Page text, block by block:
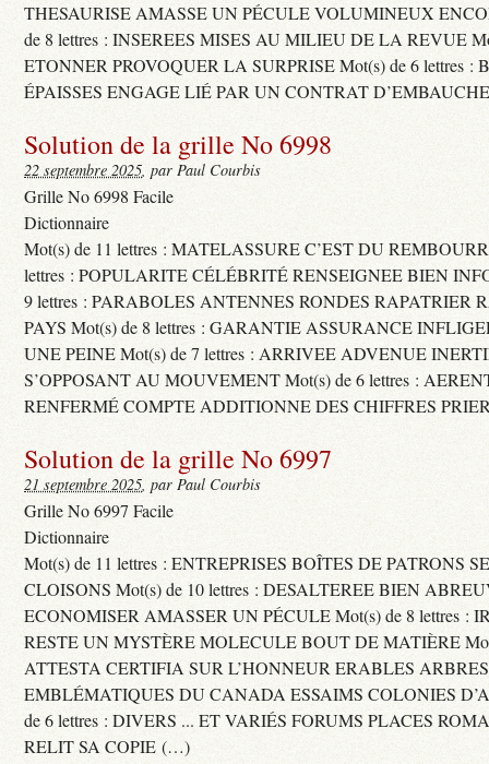
THESAURISE AMASSE UN PÉCULE VOLUMINEUX
de 8 lettres : INSEREES MISES AU MILIEU DE LA REVUE
ETONNER PROVOQUER LA SURPRISE Mot(s) de 6 lettres :
ÉPAISSES ENGAGE LIÉ PAR UN CONTRAT
Solution de la grille No 6998
22 septembre 2025, par Paul Courbis
Grille No 6998 Facile
Dictionnaire
Mot(s) de 11 lettres : MATELASSURE C’EST DU
lettres : POPULARITE CÉLÉBRITÉ RENSEIGNEE BIEN
9 lettres : PARABOLES ANTENNES RONDES RAPATRIER
PAYS Mot(s) de 8 lettres : GARANTIE ASSURANCE
UNE PEINE Mot(s) de 7 lettres : ARRIVEE ADVENUE
S’OPPOSANT AU MOUVEMENT Mot(s) de 6 lettres :
RENFERMÉ COMPTE ADDITIONNE DES CHIFFRES
Solution de la grille No 6997
21 septembre 2025, par Paul Courbis
Grille No 6997 Facile
Dictionnaire
Mot(s) de 11 lettres : ENTREPRISES BOÎTES DE PATRONS
CLOISONS Mot(s) de 10 lettres : DESALTEREE BIEN
ECONOMISER AMASSER UN PÉCULE Mot(s) de 8 lettres :
RESTE UN MYSTÈRE MOLECULE BOUT DE MATIÈRE
ATTESTA CERTIFIA SUR L’HONNEUR ERABLES ARBRES
EMBLÉMATIQUES DU CANADA ESSAIMS COLONIES
de 6 lettres : DIVERS ... ET VARIÉS FORUMS PLACES
RELIT SA COPIE (…)